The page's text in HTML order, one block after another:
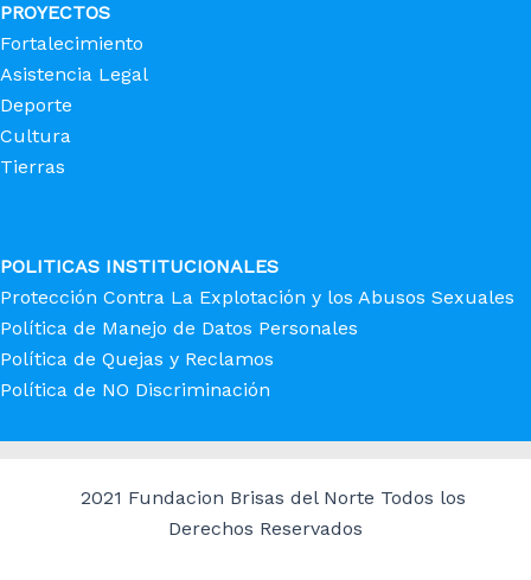
PROYECTOS
Fortalecimiento
Asistencia Legal
Deporte
Cultura
Tierras
POLITICAS INSTITUCIONALES
Protección Contra La Explotación y los Abusos Sexuales
Política de Manejo de Datos Personales
Política de Quejas y Reclamos
Política de NO Discriminación
2021 Fundacion Brisas del Norte Todos los
Derechos Reservados